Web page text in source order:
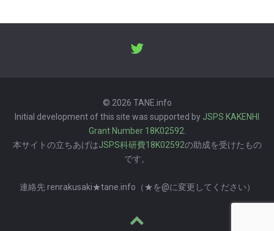
© 2026 TANE.info
Initial development of this site was supported by JSPS KAKENHI
Grant Number 18K02592
本サイトの立ちあげはJSPS科研費18K02592の助成を受けたもの
です。
連絡先 renrakusaki★tane.info（★を@に変更してください）